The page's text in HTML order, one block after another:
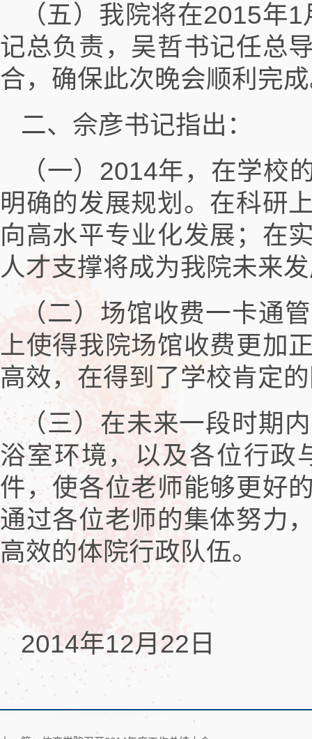
（五）我院将在2015年
记总负责，吴哲书记任总
合，确保此次晚会顺利完
二、佘彦书记指出：
（一）2014年，在学校
明确的发展规划。在科研
向高水平专业化发展；在
人才支撑将成为我院未来
（二）场馆收费一卡通
上使得我院场馆收费更加
高效，在得到了学校肯定
（三）在未来一段时期
浴室环境，以及各位行政
件，使各位老师能够更好
通过各位老师的集体努力
高效的体院行政队伍。
2014年12月22日